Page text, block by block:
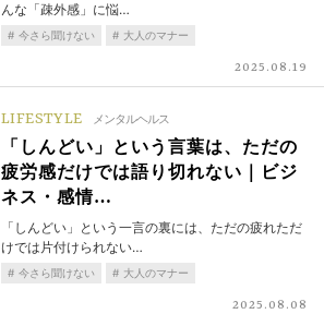
んな「疎外感」に悩…
今さら聞けない 大人のマナー
2025.08.19
LIFESTYLE メンタルヘルス
「しんどい」という言葉は、ただの
疲労感だけでは語り切れない｜ビジ
ネス・感情…
「しんどい」という一言の裏には、ただの疲れただ
けでは片付けられない…
今さら聞けない 大人のマナー
2025.08.08